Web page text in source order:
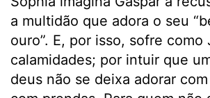
a multidão que adora o seu
ouro”. E, por isso, sofre como
calamidades; por intuir que
deus não se deixa adorar